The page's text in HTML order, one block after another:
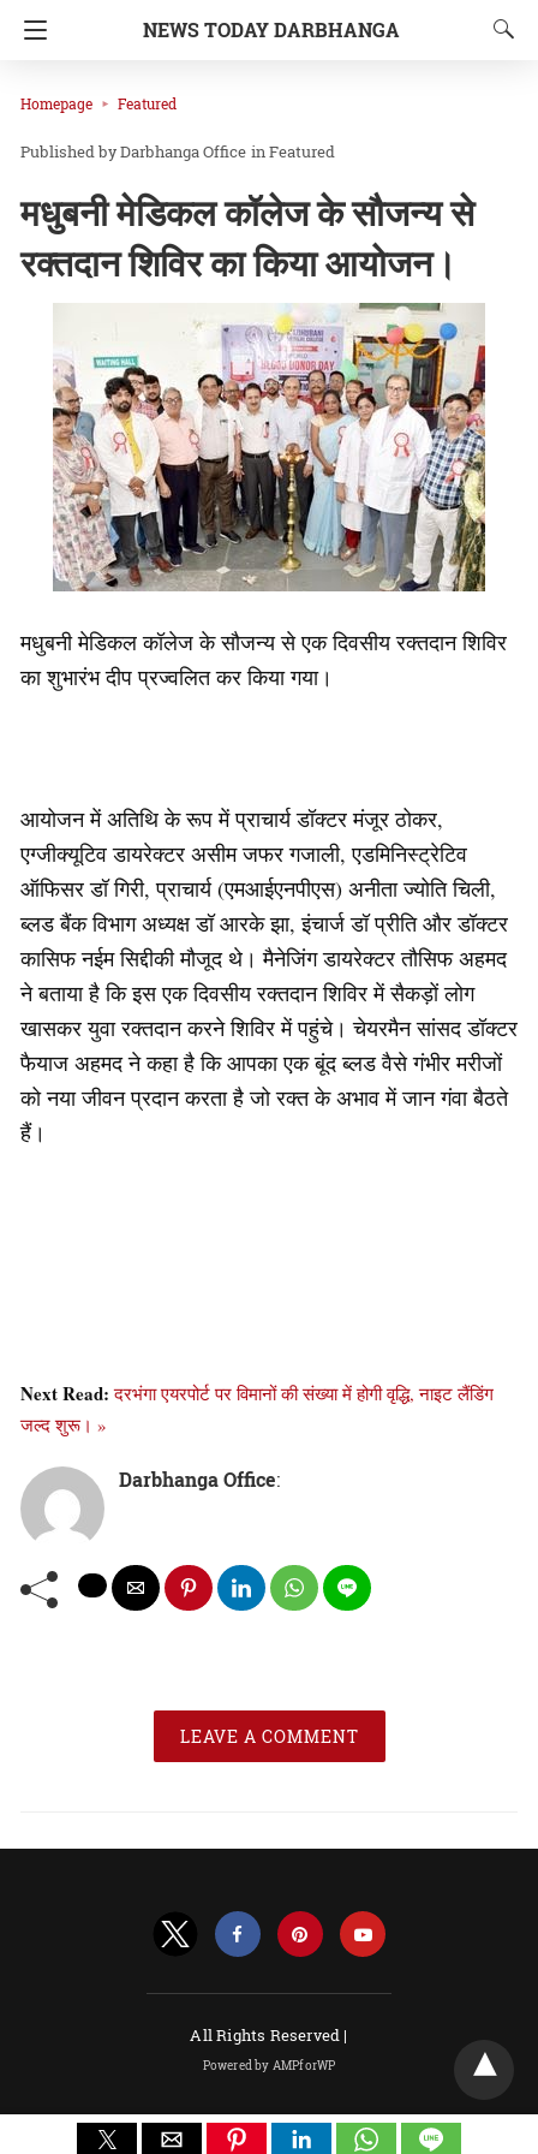
NEWS TODAY DARBHANGA
Homepage Featured
Darbhanga Office inFeatured
मधुबनी मेडिकल कॉलेज के सौजन्य से
रक्तदान शिविर का किया आयोजन।
मधुबनी मेडिकल कॉलेज के सौजन्य से एक दिवसीय रक्तदान शिविर
का शुभारंभ दीप प्रज्वलित कर किया गया।
आयोजन में अतिथि के रूप में प्राचार्य डॉक्टर मंजूर ठोकर,
एग्जीक्यूटिव डायरेक्टर असीम जफर गजाली, एडमिनिस्ट्रेटिव
ऑफिसर डॉ गिरी, प्राचार्य (एमआईएनपीएस) अनीता ज्योति चिली,
ब्लड बैंक विभाग अध्यक्ष डॉ आरके झा, इंचार्ज डॉ प्रीति और डॉक्टर
कासिफ नईम सिद्दीकी मौजूद थे। मैनेजिंग डायरेक्टर तौसिफ अहमद
ने बताया है कि इस एक दिवसीय रक्तदान शिविर में सैकड़ों लोग
खासकर युवा रक्तदान करने शिविर में पहुंचे। चेयरमैन सांसद डॉक्टर
फैयाज अहमद ने कहा है कि आपका एक बूंद ब्लड वैसे गंभीर मरीजों
को नया जीवन प्रदान करता है जो रक्त के अभाव में जान गंवा बैठते
हैं।
Next Read:दरभंगा एयरपोर्ट पर विमानों की संख्या में होगी वृद्धि, नाइट लैंडिंग
जल्द शुरू। »
Darbhanga Office:
LEAVE A COMMENT
All Rights Reserved |
Powered by AMPforWP